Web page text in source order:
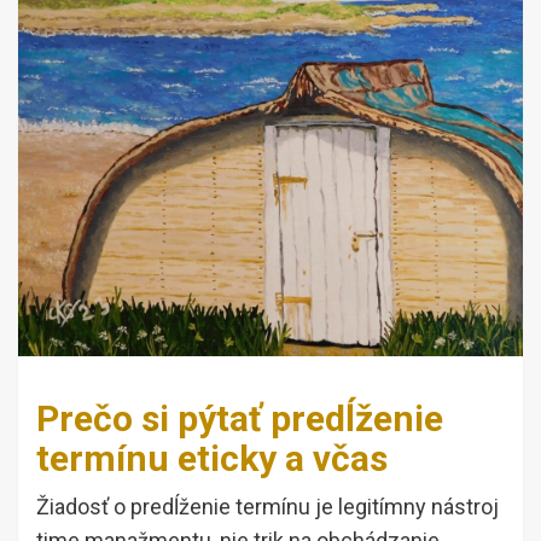
Prečo si pýtať predĺženie
termínu eticky a včas
Žiadosť o predĺženie termínu je legitímny nástroj